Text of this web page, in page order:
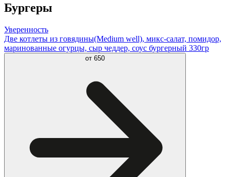
Бургеры
Уверенность
Две котлеты из говядины(Medium well), микс-салат, помидор,
маринованные огурцы, сыр чеддер, соус бургерный 330гр
от 650